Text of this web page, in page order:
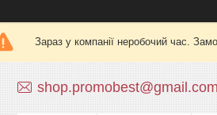
Зараз у компанії неробочий час.
shop.promobest@gmail.com